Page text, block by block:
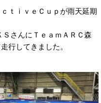
ｔｉｖｅＣｕｐが雨天延期
さんにＴｅａｍＡＲＣ森
行してきました。